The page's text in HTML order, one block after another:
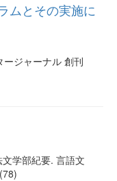
ムとその実施に
ジャーナル 創刊
学部紀要. 言語文